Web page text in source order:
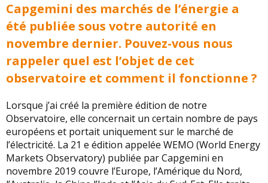
Capgemini des marchés de l’énergie a
été publiée sous votre autorité en
novembre dernier. Pouvez-vous nous
rappeler quel est l’objet de cet
observatoire et comment il fonctionne ?
Lorsque j’ai créé la première édition de notre
Observatoire, elle concernait un certain nombre de pays
européens et portait uniquement sur le marché de
l’électricité. La 21 e édition appelée WEMO (World Energy
Markets Observatory) publiée par Capgemini en
novembre 2019 couvre l’Europe, l’Amérique du Nord,